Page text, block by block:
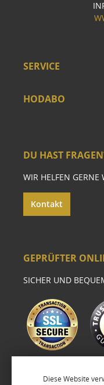
SERVICE
HODABO
DU HAST
WIR HELFEN GERNE
Kontakt
GEPRÜFTER
SICHER UND
Diese Website